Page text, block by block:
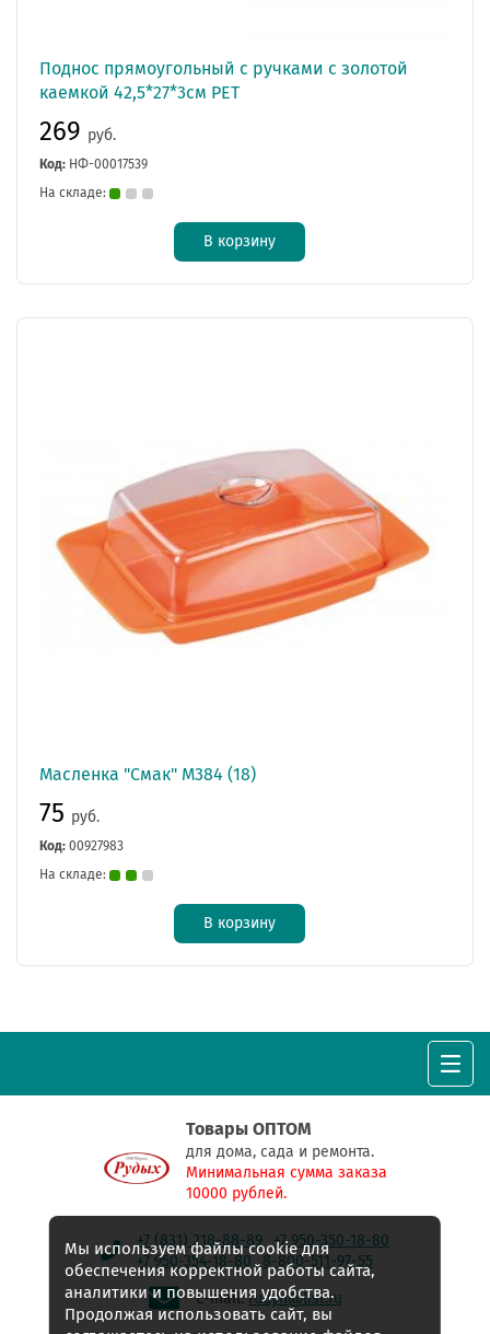
Поднос прямоугольный с ручками с золотой
каемкой 42,5*27*3см РЕТ
269 руб.
Код: НФ-00017539
На складе:
В корзину
Масленка "Смак" М384 (18)
75 руб.
Код: 00927983
На складе:
В корзину
Товары ОПТОМ
для дома, сада и ремонта.
Минимальная сумма заказа
10000 рублей.
+7 (831) 218-88-89
+7 950-350-18-80
+7 950-354-18-80
8-800-511-97-55
E-mail:rudyh@list.ru
Мы используем файлы cookie для
обеспечения корректной работы сайта,
аналитики и повышения удобства.
Продолжая использовать сайт, вы